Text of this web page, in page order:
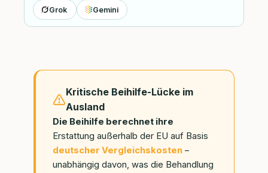
Grok Gemini
Kritische Beihilfe-Lücke im
Ausland
Die Beihilfe berechnet ihre
Erstattung außerhalb der EU auf Basis
deutscher Vergleichskosten –
unabhängig davon, was die Behandlung